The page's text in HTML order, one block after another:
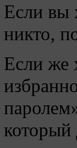
Если вы
никто,
Если же
который